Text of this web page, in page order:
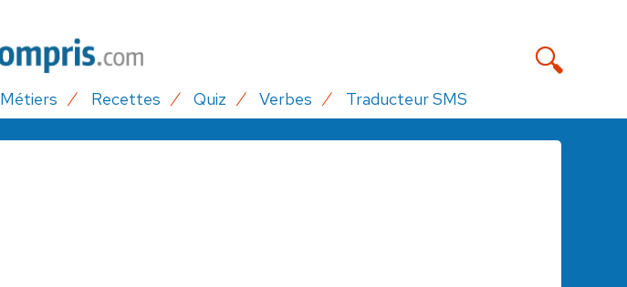
Métiers Recettes Quiz Verbes Traducteur SMS